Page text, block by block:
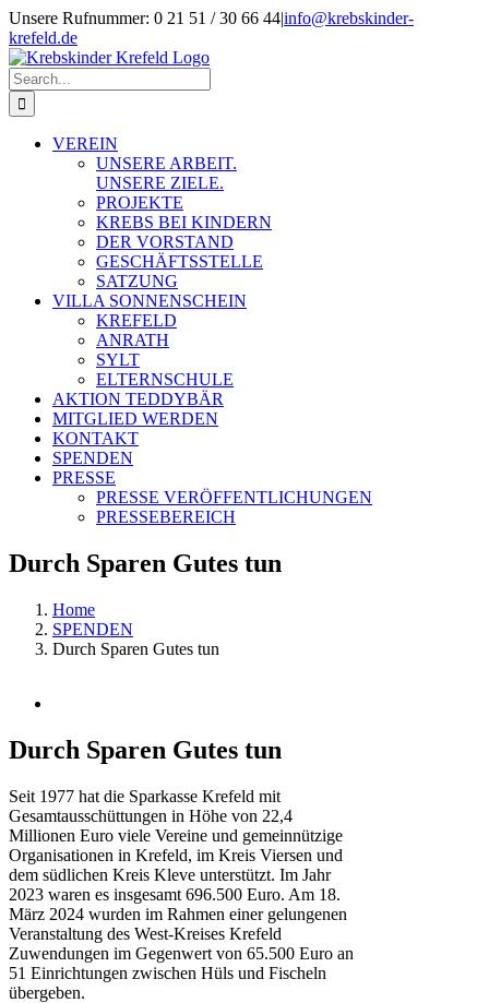
Skip
to
content
Unsere Rufnummer: 0 21 51 / 30 66 44|info@krebskinder-
krefeld.de
Facebook
Instagram
Search
for:
VEREIN
UNSERE ARBEIT.
UNSERE ZIELE.
PROJEKTE
KREBS BEI KINDERN
DER VORSTAND
GESCHÄFTSSTELLE
SATZUNG
VILLA SONNENSCHEIN
KREFELD
ANRATH
SYLT
ELTERNSCHULE
AKTION TEDDYBÄR
MITGLIED WERDEN
KONTAKT
SPENDEN
PRESSE
PRESSE VERÖFFENTLICHUNGEN
PRESSEBEREICH
Durch Sparen Gutes tun
Home
SPENDEN
Durch Sparen Gutes tun
Image
Durch Sparen Gutes tun
Seit 1977 hat die Sparkasse Krefeld mit
Gesamtausschüttungen in Höhe von 22,4
Millionen Euro viele Vereine und gemeinnützige
Organisationen in Krefeld, im Kreis Viersen und
dem südlichen Kreis Kleve unterstützt. Im Jahr
2023 waren es insgesamt 696.500 Euro. Am 18.
März 2024 wurden im Rahmen einer gelungenen
Veranstaltung des West-Kreises Krefeld
Zuwendungen im Gegenwert von 65.500 Euro an
51 Einrichtungen zwischen Hüls und Fischeln
übergeben.